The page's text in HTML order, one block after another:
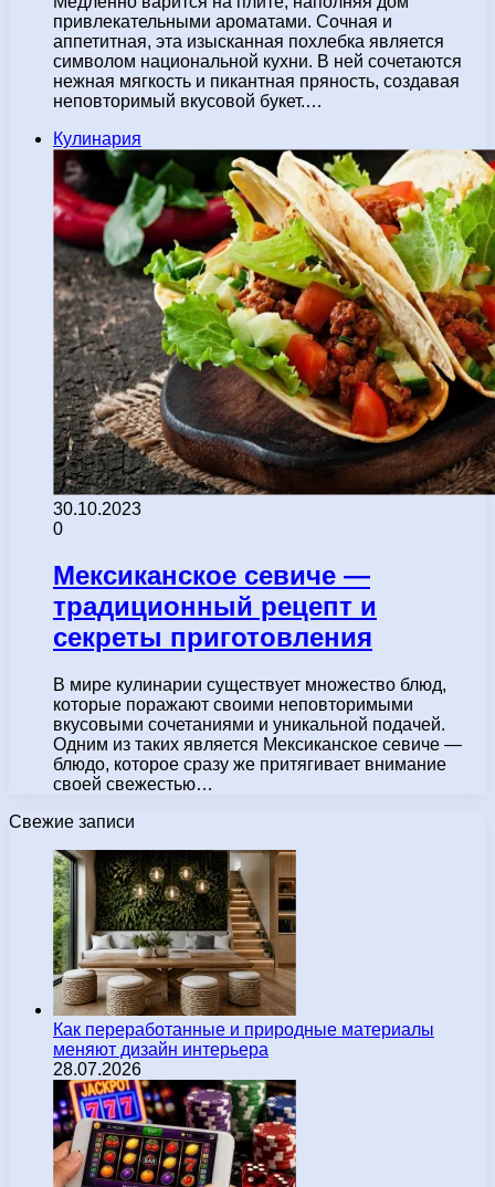
привлекательными ароматами. Сочная и
аппетитная, эта изысканная похлебка является
символом национальной кухни. В ней сочетаются
нежная мягкость и пикантная пряность, создавая
неповторимый вкусовой букет.…
Кулинария
30.10.2023
0
Мексиканское севиче —
традиционный рецепт и
секреты приготовления
В мире кулинарии существует множество блюд,
которые поражают своими неповторимыми
вкусовыми сочетаниями и уникальной подачей.
Одним из таких является Мексиканское севиче —
блюдо, которое сразу же притягивает внимание
своей свежестью…
Свежие записи
Как переработанные и природные материалы
меняют дизайн интерьера
28.07.2026